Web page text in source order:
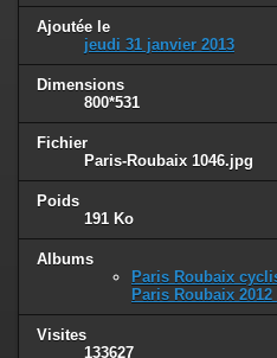
Ajoutée le
jeudi 31 janvier 2013
Dimensions
800*531
Fichier
Paris-Roubaix 1046.jpg
Poids
191 Ko
Albums
Paris Roubaix
Paris Roubaix
Visites
133627